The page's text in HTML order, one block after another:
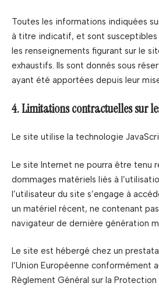
Toutes les informations indiquées
à titre indicatif, et sont susceptibles
les renseignements figurant sur le
exhaustifs. Ils sont donnés sous
ayant été apportées depuis leur
4. Limitations contractuelles sur
Le site utilise la technologie
Le site Internet ne pourra être tenu
dommages matériels liés à
l’utilisateur du site s’engage à
un matériel récent, ne contenant
navigateur de dernière génération
Le site est hébergé chez un
l’Union Européenne conformément
Règlement Général sur la Protection